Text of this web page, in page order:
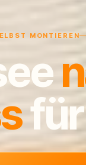
MONTIEREN